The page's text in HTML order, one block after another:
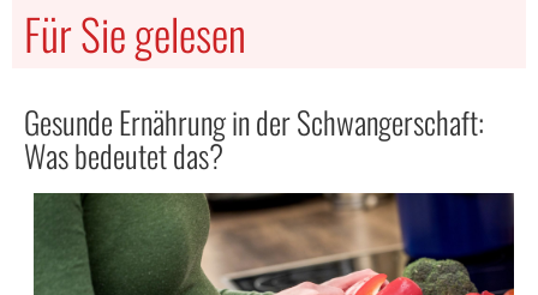
Für Sie gelesen
Gesunde Ernährung in der Schwangerschaft:
Was bedeutet das?